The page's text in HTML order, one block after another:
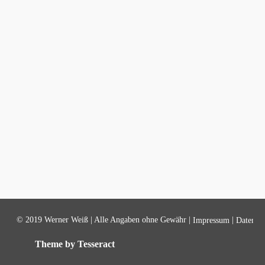
© 2019 Werner Weiß | Alle Angaben ohne Gewähr | Impressum
Theme by Tesseract